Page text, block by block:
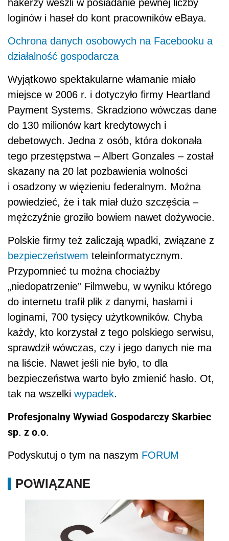
hakerzy weszli w posiadanie pewnej liczby
loginów i haseł do kont pracowników eBaya.
Ochrona danych osobowych na Facebooku a
działalność gospodarcza
Wyjątkowo spektakularne włamanie miało
miejsce w 2006 r. i dotyczyło firmy Heartland
Payment Systems. Skradziono wówczas dane
do 130 milionów kart kredytowych i
debetowych. Jedna z osób, która dokonała
tego przestępstwa – Albert Gonzales – został
skazany na 20 lat pozbawienia wolności
i osadzony w więzieniu federalnym. Można
powiedzieć, że i tak miał dużo szczęścia –
mężczyźnie groziło bowiem nawet dożywocie.
Polskie firmy też zaliczają wpadki, związane z
bezpieczeństwem teleinformatycznym.
Przypomnieć tu można chociażby
„niedopatrzenie” Filmwebu, w wyniku którego
do internetu trafił plik z danymi, hasłami i
loginami, 700 tysięcy użytkowników. Chyba
każdy, kto korzystał z tego polskiego serwisu,
sprawdził wówczas, czy i jego danych nie ma
na liście. Nawet jeśli nie było, to dla
bezpieczeństwa warto było zmienić hasło. Ot,
tak na wszelki wypadek.
Profesjonalny Wywiad Gospodarczy Skarbiec
sp. z o.o.
Podyskutuj o tym na naszym FORUM
POWIĄZANE